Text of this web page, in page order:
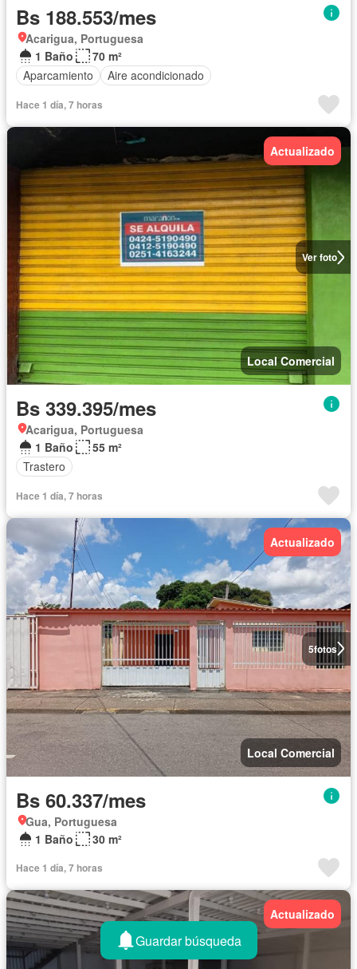
Bs 188.553/mes
Acarigua, Portuguesa
1 Baño
70 m²
Aparcamiento
Aire acondicionado
Hace 1 día, 7 horas
Ver foto
Actualizado
Local Comercial
Bs 339.395/mes
Acarigua, Portuguesa
1 Baño
55 m²
Trastero
Hace 1 día, 7 horas
5fotos
Actualizado
Local Comercial
Bs 60.337/mes
Gua, Portuguesa
1 Baño
30 m²
Hace 1 día, 7 horas
Actualizado
Guardar búsqueda